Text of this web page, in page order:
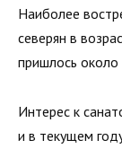
Наиболее
северян в
пришлось
Интерес к
и в текущем